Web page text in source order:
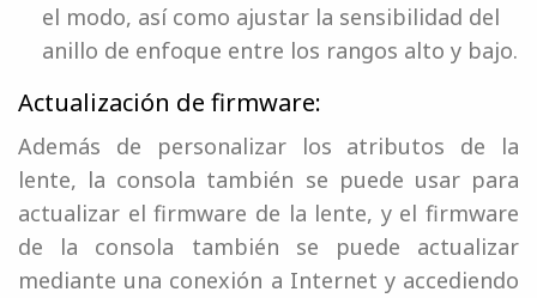
el modo, así como ajustar la sensibilidad del
anillo de enfoque entre los rangos alto y bajo.
Actualización de firmware:
Además de personalizar los atributos de la
lente, la consola también se puede usar para
actualizar el firmware de la lente, y el firmware
de la consola también se puede actualizar
mediante una conexión a Internet y accediendo